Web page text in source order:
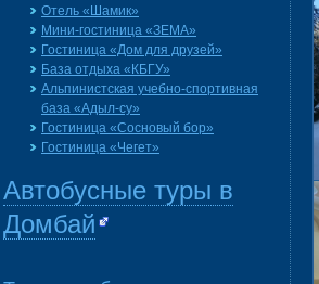
Отель «Шамик»
Мини-гостиница «ЗЕМА»
Гостиница «Дом для друзей»
База отдыха «КБГУ»
Альпинистская учебно-спортивная
база «Адыл-су»
Гостиница «Сосновый бор»
Гостиница «Чегет»
Автобусные туры в
Домбай